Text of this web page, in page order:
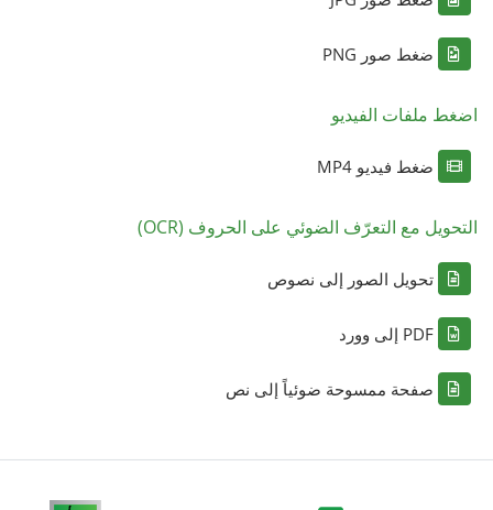
ضغط صور PNG
اضغط ملفات الفيديو
ضغط فيديو MP4
التحويل مع التعرّف الضوئي على الحروف (OCR)
تحويل الصور إلى نصوص
PDF إلى وورد
صفحة ممسوحة ضوئياً إلى نص